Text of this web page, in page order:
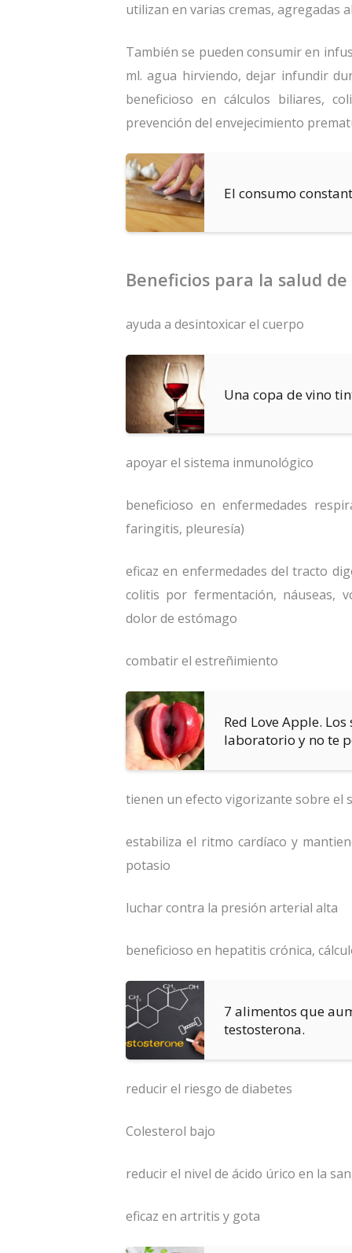
utilizan en varias cremas, agregadas
También se pueden consumir en
ml. agua hirviendo, dejar infundir
beneficioso en cálculos biliares,
prevención del envejecimiento
El consumo
Beneficios para la salud de
ayuda a desintoxicar el cuerpo
Una copa de vino
apoyar el sistema inmunológico
beneficioso en enfermedades
faringitis, pleuresía)
eficaz en enfermedades del tracto
colitis por fermentación, náuseas,
dolor de estómago
combatir el estreñimiento
Red Love Apple.
laboratorio y no te
tienen un efecto vigorizante sobre el
estabiliza el ritmo cardíaco y
potasio
luchar contra la presión arterial alta
beneficioso en hepatitis crónica,
7 alimentos que
testosterona.
reducir el riesgo de diabetes
Colesterol bajo
reducir el nivel de ácido úrico en la
eficaz en artritis y gota